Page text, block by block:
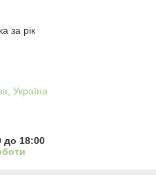
за рік
Україна
до 18:00